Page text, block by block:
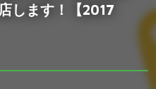
します！【2017